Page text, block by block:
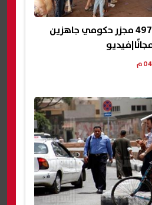
من الفجر للمغرب.. 497 مجزر حكومي جاهزين